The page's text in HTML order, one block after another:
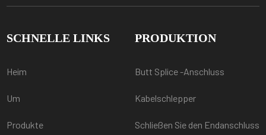
SCHNELLE LINKS
Heim
Um
Produkte
PRODUKTION
Butt Splice -Anschluss
Kabelschlepper
Schließen Sie den Endanschluss